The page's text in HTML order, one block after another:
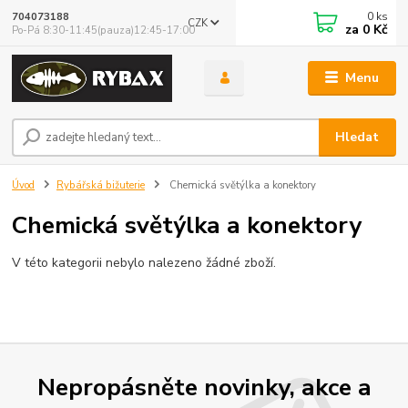
Menu
CZK
Hledat
704073188
Po-Pá 8:30-11:45(pauza)12:45-17:00
0 ks
za 0 Kč
Úvod Rybářská bižuterie Chemická světýlka a konektory
Chemická světýlka a konektory
V této kategorii nebylo nalezeno žádné zboží.
Nepropásněte novinky, akce a